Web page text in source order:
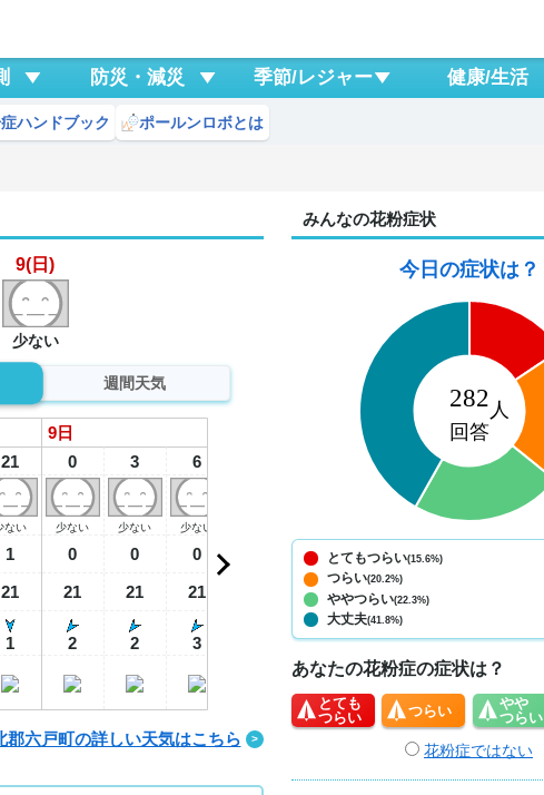
防災・減災 季節/レジャー 健康/生活
ハンドブック ポールンロボとは
9(日)
少ない
週間天気
21
ない
1
21
1
9日
0
少ない
0
21
2
3
少ない
0
21
2
6
少ない
0
21
3
0
20
1
15
0
20
2
18
0
2
21
2
郡六戸町の詳しい天気はこちら
みんなの花粉症状
今日の症状は？
とてもつらい(15.6%)
つらい(20.2%)
ややつらい(22.3%)
大丈夫(41.8%)
あなたの花粉症の症状は？
とても
つらい
つらい
やや
つらい
花粉症ではない